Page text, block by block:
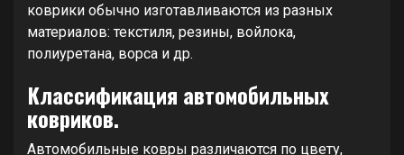
коврики обычно изготавливаются из разных
материалов: текстиля, резины, войлока,
полиуретана, ворса и др.
Классификация автомобильных
ковриков.
Автомобильные ковры различаются по цвету,